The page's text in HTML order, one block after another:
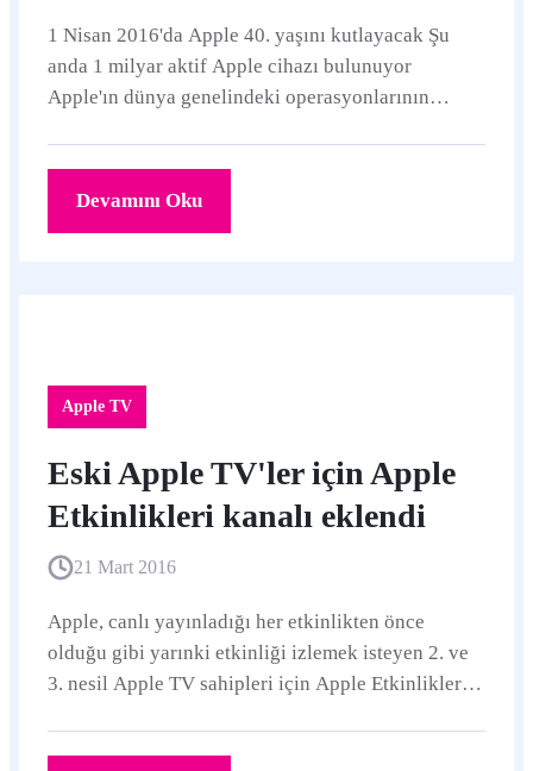
1 Nisan 2016'da Apple 40. yaşını kutlayacak Şu
anda 1 milyar aktif Apple cihazı bulunuyor
Apple'ın dünya genelindeki operasyonlarının
Devamını Oku
Apple TV
Eski Apple TV'ler için Apple
Etkinlikleri kanalı eklendi
21 Mart 2016
Apple, canlı yayınladığı her etkinlikten önce
olduğu gibi yarınki etkinliği izlemek isteyen 2. ve
3. nesil Apple TV sahipleri için Apple Etkinlikleri